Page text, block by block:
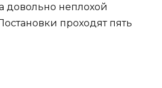
довольно неплохой
проходят пять